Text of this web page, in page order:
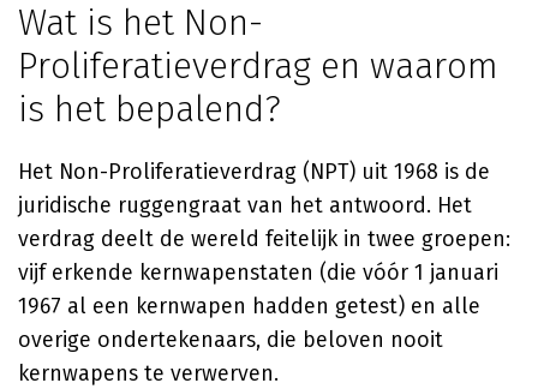
Wat is het Non-
Proliferatieverdrag en waarom
is het bepalend?
Het Non-Proliferatieverdrag (NPT) uit 1968 is de
juridische ruggengraat van het antwoord. Het
verdrag deelt de wereld feitelijk in twee groepen:
vijf erkende kernwapenstaten (die vóór 1 januari
1967 al een kernwapen hadden getest) en alle
overige ondertekenaars, die beloven nooit
kernwapens te verwerven.